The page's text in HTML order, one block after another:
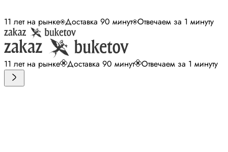
11 лет на рынке Доставка 90 минут Отвечаем за 1 минуту
11 лет на рынке Доставка 90 минут Отвечаем за 1 минуту